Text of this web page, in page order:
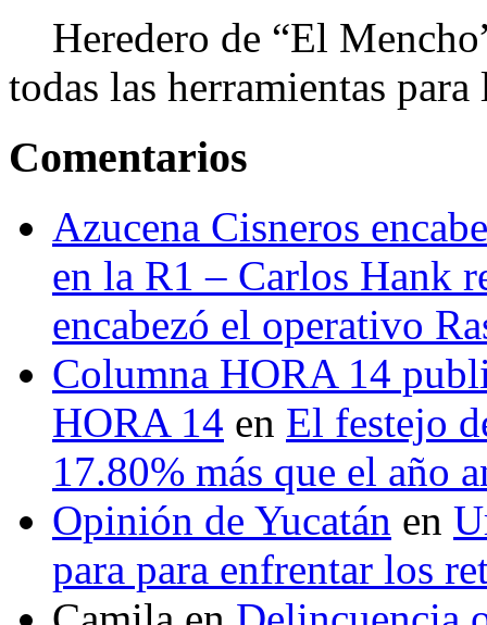
Heredero de “El
todas las herramientas
Comentarios
Azucena Cisneros
en la R1 – Carlos Hank
encabezó el operativo
Columna HORA 14
HORA 14 en El festejo
17.80% más que el año
Opinión de Yucatán en
para para enfrentar los